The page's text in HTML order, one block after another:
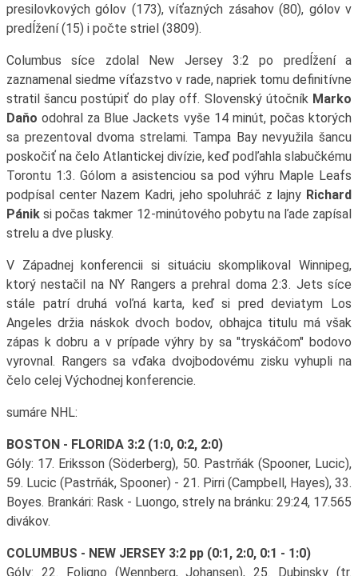
presilovkových gólov (173), víťazných zásahov (80), gólov v
predĺžení (15) i počte striel (3809).
Columbus síce zdolal New Jersey 3:2 po predĺžení a
zaznamenal siedme víťazstvo v rade, napriek tomu definitívne
stratil šancu postúpiť do play off. Slovenský útočník Marko
Daňo odohral za Blue Jackets vyše 14 minút, počas ktorých
sa prezentoval dvoma strelami. Tampa Bay nevyužila šancu
poskočiť na čelo Atlantickej divízie, keď podľahla slabučkému
Torontu 1:3. Gólom a asistenciou sa pod výhru Maple Leafs
podpísal center Nazem Kadri, jeho spoluhráč z lajny Richard
Pániksi počas takmer 12-minútového pobytu na ľade zapísal
strelu a dve plusky.
V Západnej konferencii si situáciu skomplikoval Winnipeg,
ktorý nestačil na NY Rangers a prehral doma 2:3. Jets síce
stále patrí druhá voľná karta, keď si pred deviatym Los
Angeles držia náskok dvoch bodov, obhajca titulu má však
zápas k dobru a v prípade výhry by sa "tryskáčom" bodovo
vyrovnal. Rangers sa vďaka dvojbodovému zisku vyhupli na
čelo celej Východnej konferencie.
sumáre NHL:
BOSTON - FLORIDA 3:2 (1:0, 0:2, 2:0)
Góly: 17. Eriksson (Söderberg), 50. Pastrňák (Spooner, Lucic),
59. Lucic (Pastrňák, Spooner) - 21. Pirri (Campbell, Hayes), 33.
Boyes. Brankári: Rask - Luongo, strely na bránku: 29:24, 17.565
divákov.
COLUMBUS - NEW JERSEY 3:2 pp (0:1, 2:0, 0:1 - 1:0)
Góly: 22. Foligno (Wennberg, Johansen), 25. Dubinsky (tr.